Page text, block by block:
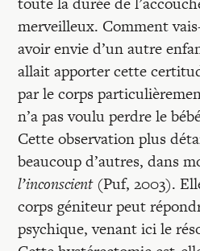
merveilleux. Comment
avoir envie d’un autre
allait apporter cette
par le corps
n’a pas voulu perdre le
Cette observation plus
beaucoup d’autres, dans
l’inconscient(Puf, 2003).
corps géniteur peut
psychique, venant ici le